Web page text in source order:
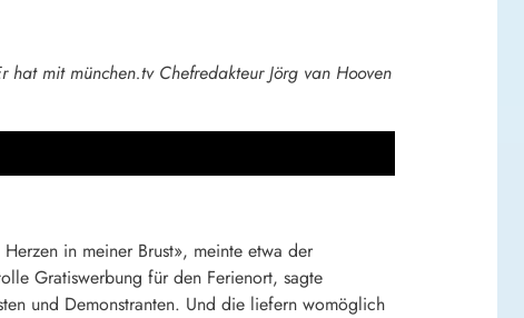
mit münchen.tv Chefredakteur Jörg van Hooven
in meiner Brust», meinte etwa der
Gratiswerbung für den Ferienort, sagte
und Demonstranten. Und die liefern womöglich